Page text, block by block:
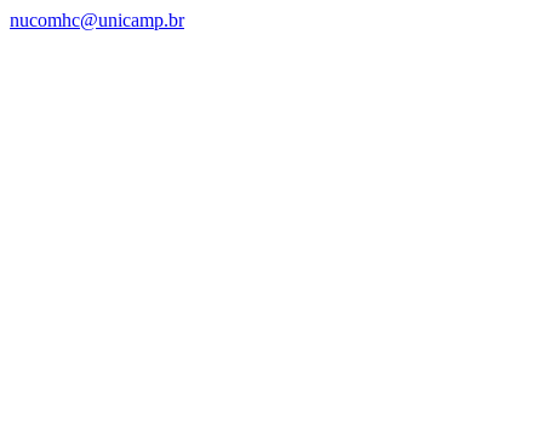
nucomhc@unicamp.br